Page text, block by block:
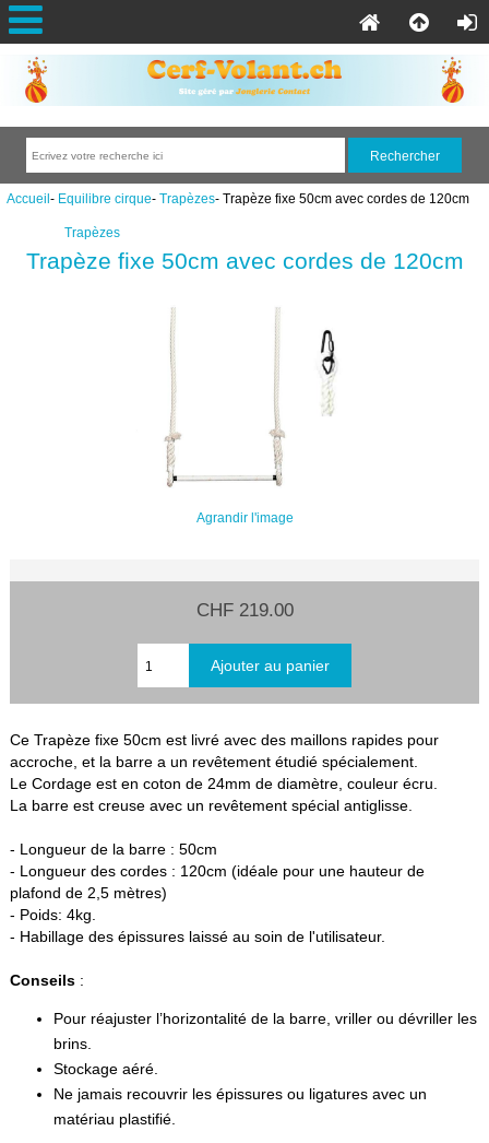
Accueil- Equilibre cirque- Trapèzes- Trapèze fixe 50cm avec cordes de 120cm
Trapèzes
Trapèze fixe 50cm avec cordes de 120cm
Agrandir l'image
CHF 219.00
Ce Trapèze fixe 50cm est livré avec des maillons rapides pour
accroche, et la barre a un revêtement étudié spécialement.
Le Cordage est en coton de 24mm de diamètre, couleur écru.
La barre est creuse avec un revêtement spécial antiglisse.
- Longueur de la barre : 50cm
- Longueur des cordes : 120cm (idéale pour une hauteur de
plafond de 2,5 mètres)
- Poids: 4kg.
- Habillage des épissures laissé au soin de l'utilisateur.
Conseils :
Pour réajuster l’horizontalité de la barre, vriller ou dévriller les
brins.
Stockage aéré.
Ne jamais recouvrir les épissures ou ligatures avec un
matériau plastifié.